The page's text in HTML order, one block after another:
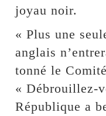
joyau noir.
« Plus une
anglais
tonné le
« Débrouillez-
République a